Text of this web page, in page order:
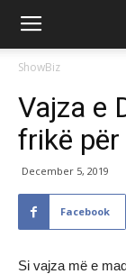
ShowBiz
Vajza e
frikë
December 5, 2019
Facebook
Si vajza më e